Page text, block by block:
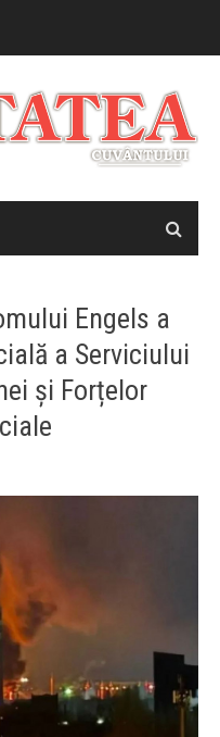
Engels a
a Serviciului
și Forțelor